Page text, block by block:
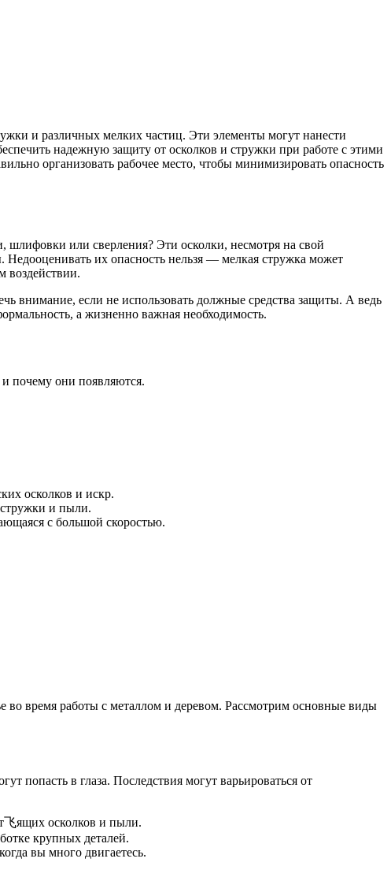
и различных мелких частиц. Эти элементы могут нанести
надежную защиту от осколков и стружки при работе с этими
организовать рабочее место, чтобы минимизировать опасность
шлифовки или сверления? Эти осколки, несмотря на свой
Недооценивать их опасность нельзя — мелкая стружка может
воздействии.
внимание, если не использовать должные средства защиты. А ведь
а жизненно важная необходимость.
почему они появляются.
осколков и искр.
и пыли.
с большой скоростью.
время работы с металлом и деревом. Рассмотрим основные виды
попасть в глаза. Последствия могут варьироваться от
ящих осколков и пыли.
крупных деталей.
вы много двигаетесь.